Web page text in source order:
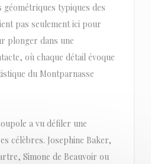
géométriques typiques des
pas seulement ici pour
plonger dans une
où chaque détail évoque
du Montparnasse
a vu défiler une
célèbres. Josephine Baker,
Simone de Beauvoir ou